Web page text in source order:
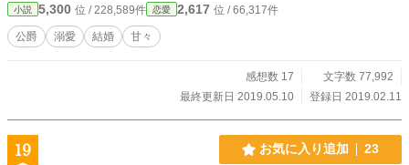
小説 5,300 位 / 228,589件 恋愛 2,617 位 / 66,317件
公爵 溺愛 結婚 甘々
感想数 17
文字数 77,992
最終更新日 2019.05.10
登録日 2019.02.11
19 お気に入り追加 23